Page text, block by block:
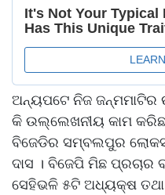
ଅନ୍ୟପଟେ ନିଜ ଜନ୍ମମାଟିର
କି ଉଲ୍ଲେଖନୀୟ କାମ
ବିଜେଡିର ସମ୍ବଲପୁର
ଦାସ । ବିଜେପି ମିଛ
ସେହିଭଳି ୫ଟି ଅଧ୍ୟକ୍ଷ ତଥା